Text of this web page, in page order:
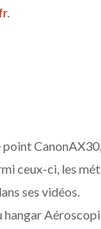
.
point CanonAX30,
ceux-ci, les
ses vidéos.
hangar